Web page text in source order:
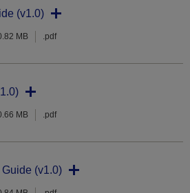
(v1.0)
MB .pdf
MB .pdf
(v1.0)